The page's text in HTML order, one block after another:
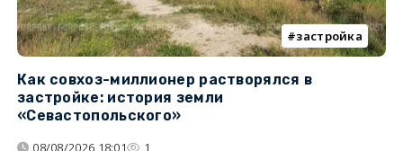
застройка
Как совхоз-миллионер растворялся в
застройке: история земли
«Севастопольского»
08/08/2026 18:01 1